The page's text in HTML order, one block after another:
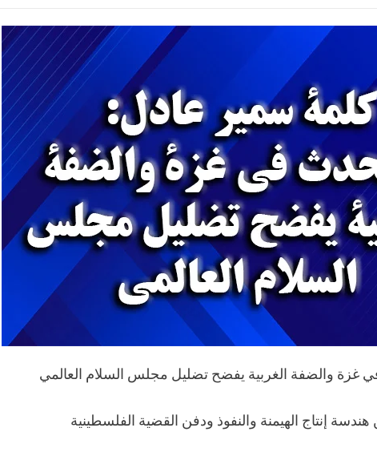
غزة والضفة الغربية يفضح تضليل مجلس السلام العالمي
إنتاج الهيمنة والنفوذ ودفن القضية الفلسطينية